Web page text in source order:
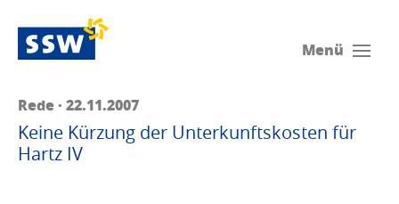
Menü
Rede · 22.11.2007
Keine Kürzung der Unterkunftskosten für
Hartz IV